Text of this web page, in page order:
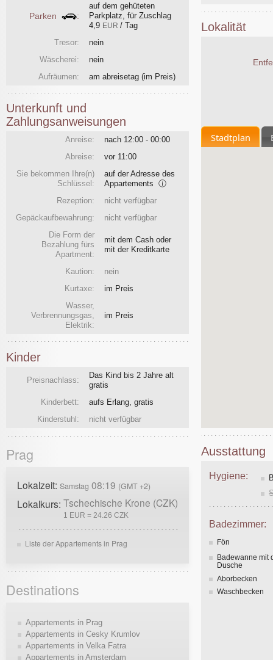
Lokalität
Stadtplan
Ausstattung
Hygiene:
Badezimmer:
Fön
Badewanne mit
Dusche
Aborbecken
Waschbecken
Parken :
auf dem gehüteten
Parkplatz, für Zuschlag
4,9 EUR / Tag
Tresor:
nein
Wäscherei:
nein
Aufräumen:
am abreisetag (im Preis)
Unterkunft und
Zahlungsanweisungen
Anreise:
nach 12:00 - 00:00
Abreise:
vor 11:00
Sie bekommen Ihre(n)
Schlüssel:
auf der Adresse des
Appartements ⓘ
Rezeption:
nicht verfügbar
Gepäckaufbewahrung:
nicht verfügbar
Die Form der
Bezahlung fürs
Apartment:
mit dem Cash oder
mit der Kreditkarte
Kaution:
nein
Kurtaxe:
im Preis
Wasser,
Verbrennungsgas,
Elektrik:
im Preis
Kinder
Preisnachlass:
Das Kind bis 2 Jahre alt
gratis
Kinderbett:
aufs Erlang, gratis
Kinderstuhl:
nicht verfügbar
Prag
Lokalzeit: Samstag 08:19 (GMT +2)
Lokalkurs: Tschechische Krone (CZK)
1 EUR = 24.26 CZK
Liste der Appartements in Prag
Destinations
Appartements in Prag
Appartements in Cesky Krumlov
Appartements in Velka Fatra
Appartements in Amsterdam